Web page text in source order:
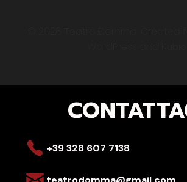
+39 328 607 7138